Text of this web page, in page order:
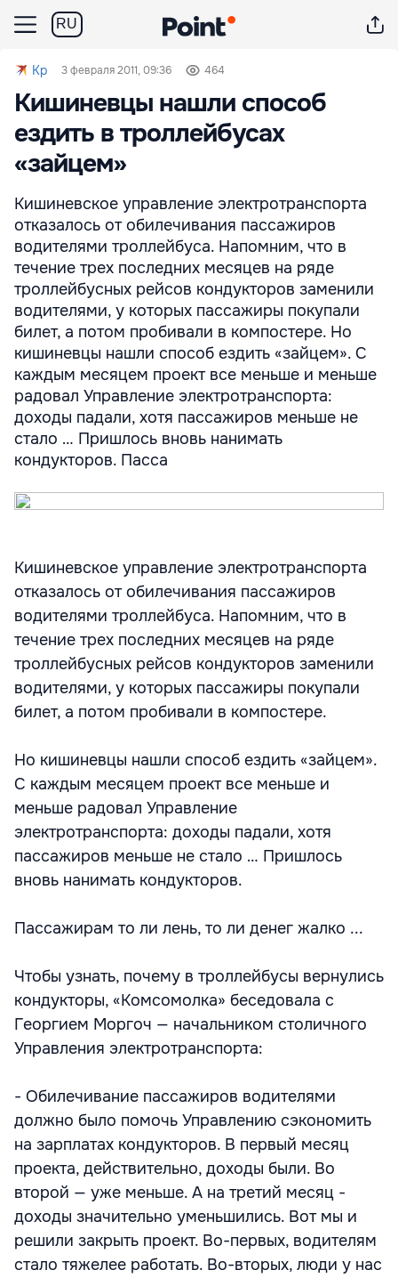
RU
Kp 3 февраля 2011, 09:36 464
Кишиневцы нашли способ
ездить в троллейбусах
«зайцем»
Кишиневское управление электротранспорта
отказалось от обилечивания пассажиров
водителями троллейбуса. Напомним, что в
течение трех последних месяцев на ряде
троллейбусных рейсов кондукторов заменили
водителями, у которых пассажиры покупали
билет, а потом пробивали в компостере. Но
кишиневцы нашли способ ездить «зайцем». С
каждым месяцем проект все меньше и меньше
радовал Управление электротранспорта:
доходы падали, хотя пассажиров меньше не
стало … Пришлось вновь нанимать
кондукторов. Пасса
Кишиневское управление электротранспорта
отказалось от обилечивания пассажиров
водителями троллейбуса. Напомним, что в
течение трех последних месяцев на ряде
троллейбусных рейсов кондукторов заменили
водителями, у которых пассажиры покупали
билет, а потом пробивали в компостере.
Но кишиневцы нашли способ ездить «зайцем».
С каждым месяцем проект все меньше и
меньше радовал Управление
электротранспорта: доходы падали, хотя
пассажиров меньше не стало … Пришлось
вновь нанимать кондукторов.
Пассажирам то ли лень, то ли денег жалко ...
Чтобы узнать, почему в троллейбусы вернулись
кондукторы, «Комсомолка» беседовала с
Георгием Моргоч — начальником столичного
Управления электротранспорта:
- Обилечивание пассажиров водителями
должно было помочь Управлению сэкономить
на зарплатах кондукторов. В первый месяц
проекта, действительно, доходы были. Во
второй — уже меньше. А на третий месяц -
доходы значительно уменьшились. Вот мы и
решили закрыть проект. Во-первых, водителям
стало тяжелее работать. Во-вторых, люди у нас